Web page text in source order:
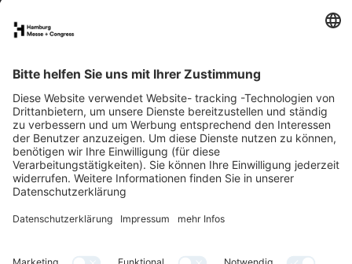
FAQs für Ausstellende
Kontakt
Presse
Newsletter
LinkedIn
Instagram
YouTube
Facebook